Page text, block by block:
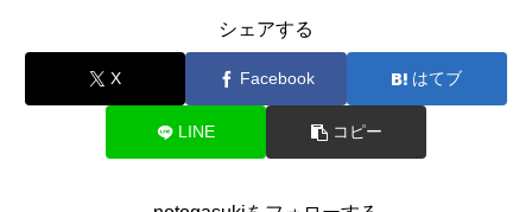
シェアする
X Facebook はてブ
LINE コピー